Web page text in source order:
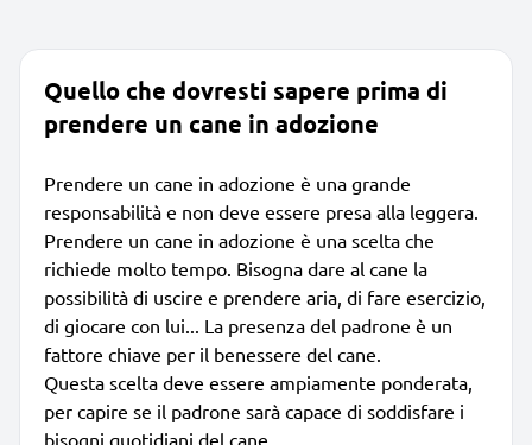
Quello che dovresti sapere prima di
prendere un cane in adozione
Prendere un cane in adozione è una grande
responsabilità e non deve essere presa alla leggera.
Prendere un cane in adozione è una scelta che
richiede molto tempo. Bisogna dare al cane la
possibilità di uscire e prendere aria, di fare esercizio,
di giocare con lui... La presenza del padrone è un
fattore chiave per il benessere del cane.
Questa scelta deve essere ampiamente ponderata,
per capire se il padrone sarà capace di soddisfare i
bisogni quotidiani del cane.